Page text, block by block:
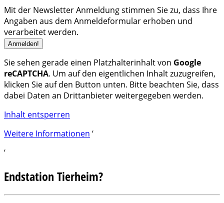
Mit der Newsletter Anmeldung stimmen Sie zu, dass Ihre
Angaben aus dem Anmeldeformular erhoben und
verarbeitet werden.
Sie sehen gerade einen Platzhalterinhalt von Google
reCAPTCHA. Um auf den eigentlichen Inhalt zuzugreifen,
klicken Sie auf den Button unten. Bitte beachten Sie, dass
dabei Daten an Drittanbieter weitergegeben werden.
Inhalt entsperren
Weitere Informationen ‘
‘
Endstation Tierheim?